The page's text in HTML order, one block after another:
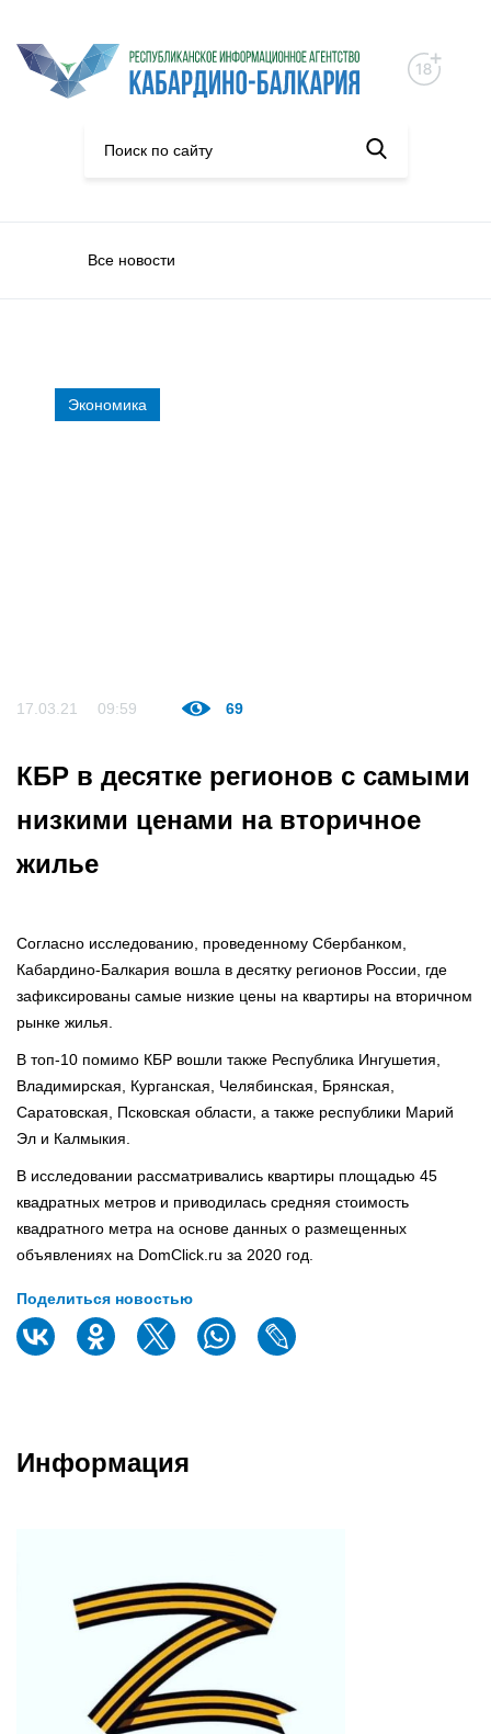
Все новости
Экономика
17.03.21 09:59 69
КБР в десятке регионов с самыми
низкими ценами на вторичное
жилье
Согласно исследованию, проведенному Сбербанком,
Кабардино-Балкария вошла в десятку регионов России, где
зафиксированы самые низкие цены на квартиры на вторичном
рынке жилья.
В топ-10 помимо КБР вошли также Республика Ингушетия,
Владимирская, Курганская, Челябинская, Брянская,
Саратовская, Псковская области, а также республики Марий
Эл и Калмыкия.
В исследовании рассматривались квартиры площадью 45
квадратных метров и приводилась средняя стоимость
квадратного метра на основе данных о размещенных
объявлениях на DomClick.ru за 2020 год.
Поделиться новостью
Информация